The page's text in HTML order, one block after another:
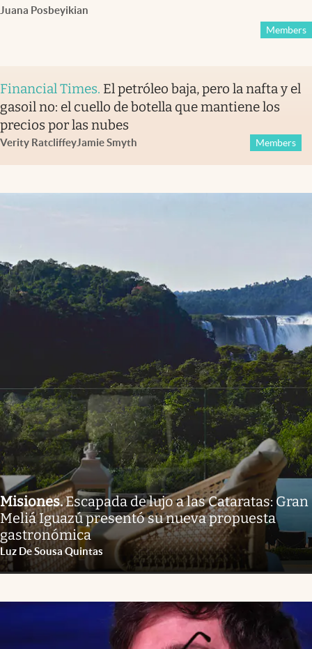
Juana Posbeyikian
Members
Financial Times. El petróleo baja, pero la nafta y el
gasoil no: el cuello de botella que mantiene los
precios por las nubes
Verity RatcliffeyJamie Smyth Members
Misiones.Escapada de lujo a las Cataratas: Gran
Meliá Iguazú presentó su nueva propuesta
gastronómica
Luz De Sousa Quintas